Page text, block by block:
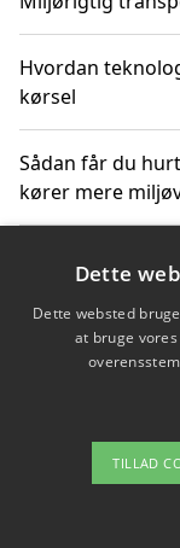
Hvordan
kørsel
Sådan får du
kører mere
GentofteDette
Dette websted
at bruge
TILLAD